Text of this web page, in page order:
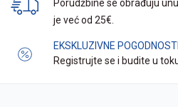
Porudžbine se obrađuju
je već od 25€.
EKSKLUZIVNE POGODNOSTI
Registrujte se i budite u